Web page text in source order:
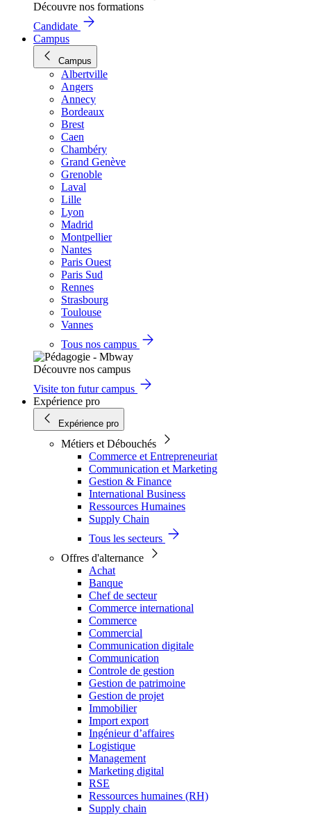
Découvre nos formations
Candidate
Campus
Campus
Albertville
Angers
Annecy
Bordeaux
Brest
Caen
Chambéry
Grand Genève
Grenoble
Laval
Lille
Lyon
Madrid
Montpellier
Nantes
Paris Ouest
Paris Sud
Rennes
Strasbourg
Toulouse
Vannes
Tous nos campus
Découvre nos campus
Visite ton futur campus
Expérience pro
Expérience pro
Métiers et Débouchés
Commerce et Entrepreneuriat
Communication et Marketing
Gestion & Finance
International Business
Ressources Humaines
Supply Chain
Tous les secteurs
Offres d'alternance
Achat
Banque
Chef de secteur
Commerce international
Commerce
Commercial
Communication digitale
Communication
Controle de gestion
Gestion de patrimoine
Gestion de projet
Immobilier
Import export
Ingénieur d’affaires
Logistique
Management
Marketing digital
RSE
Ressources humaines (RH)
Supply chain